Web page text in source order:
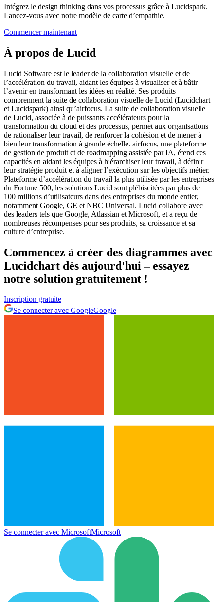
Intégrez le design thinking dans vos processus grâce à Lucidspark.
Lancez-vous avec notre modèle de carte d’empathie.
Commencer maintenant
À propos de Lucid
Lucid Software est le leader de la collaboration visuelle et de
l’accélération du travail, aidant les équipes à visualiser et à bâtir
l’avenir en transformant les idées en réalité. Ses produits
comprennent la suite de collaboration visuelle de Lucid (Lucidchart
et Lucidspark) ainsi qu’airfocus. La suite de collaboration visuelle
de Lucid, associée à de puissants accélérateurs pour la
transformation du cloud et des processus, permet aux organisations
de rationaliser leur travail, de renforcer la cohésion et de mener à
bien leur transformation à grande échelle. airfocus, une plateforme
de gestion de produit et de roadmapping assistée par IA, étend ces
capacités en aidant les équipes à hiérarchiser leur travail, à définir
leur stratégie produit et à aligner l’exécution sur les objectifs métier.
Plateforme d’accélération du travail la plus utilisée par les entreprises
du Fortune 500, les solutions Lucid sont plébiscitées par plus de
100 millions d’utilisateurs dans des entreprises du monde entier,
notamment Google, GE et NBC Universal. Lucid collabore avec
des leaders tels que Google, Atlassian et Microsoft, et a reçu de
nombreuses récompenses pour ses produits, sa croissance et sa
culture d’entreprise.
Commencez à créer des diagrammes avec
Lucidchart dès aujourd'hui – essayez
notre solution gratuitement !
Inscription gratuite
Se connecter avec GoogleGoogle
Se connecter avec MicrosoftMicrosoft